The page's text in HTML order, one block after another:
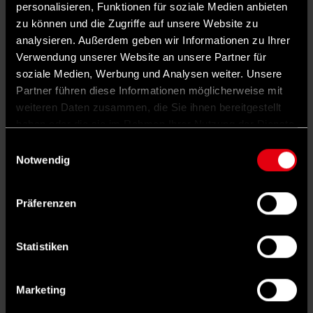
personalisieren, Funktionen für soziale Medien anbieten
zu können und die Zugriffe auf unsere Website zu
analysieren. Außerdem geben wir Informationen zu Ihrer
Verwendung unserer Website an unsere Partner für
soziale Medien, Werbung und Analysen weiter. Unsere
Partner führen diese Informationen möglicherweise mit
weiteren Daten zusammen, die Sie ihnen bereitgestellt
Notwendig
Präferenzen
Statistiken
Marketing
ehrlicherweise keine große Chance darauf,
den Chancenaufenthalt zu entfristen.“ Was
aus ihrer Sicht paradox erscheint. Denn
gerade CDU und CSU müssten ein Interesse
daran haben, einen Anreiz zu schaffen, dass
Menschen in Arbeit kommen und ihren
Unterstützung bestreiten. Doch Nasr stellt
fest: „Ehrlicherweise kommt man bei dieser
volkswirtschaftlichen Argumenten durch.“
SPD-Forderung nach Arbeitsregelung erfüllt
Für eine progressive Migrationspolitik, die